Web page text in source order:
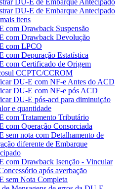
DU-E de Embarque Antecipado
DU-E de Embarque Antecipado
itens
com Drawback Suspensão
com Drawback Devolução
com LPCO
com Depuração Estatística
com Certificado de Origem
CCPTC/CCROM
DU-E com NF-e Antes do ACD
DU-E com NF-e pós ACD
DU-E pós-acd para diminuição
e quantidade
com Tratamento Tributário
com Operação Consorciada
sem nota com Detalhamento de
diferente de Embarque
com Drawback Isenção - Vincular
após averbação
sem Nota Completa